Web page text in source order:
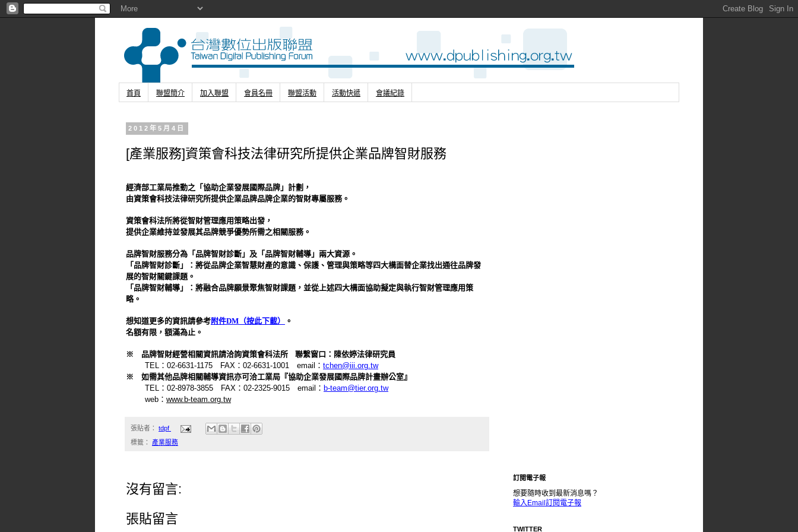
首頁 聯盟簡介 加入聯盟 會員名冊 聯盟活動 活動快遞 會議紀錄
2012年5月4日
[產業服務]資策會科技法律研究所提供企業品牌智財服務
經濟部工業局推動之「協助企業發展國際品牌」計劃，
由資策會科技法律研究所提供企業品牌品牌企業的智財專屬服務。
資策會科法所將從智財管理應用策略出發，
提供企業維持並發展其品牌競爭優勢所需之相關服務。
品牌智財服務分為「品牌智財診斷」及「品牌智財輔導」兩大資源。
「品牌智財診斷」：將從品牌企業智慧財產的意識、保護、管理與策略等四大構面替企業找出通往品牌發
展的智財關鍵課題。
「品牌智財輔導」：將融合品牌願景聚焦智財課題，並從上述四大構面協助擬定與執行智財管理應用策
略。
想知道更多的資訊請參考附件DM（按此下載）
。
名額有限，額滿為止。
※ 品牌智財經營相關資訊請洽詢資策會科法所
聯繫窗口：陳依婷法律研究員
TEL ： 02-6631-1175 FAX ： 02-6631-1001 email ： tchen@iii.org.tw
※ 如需其他品牌相關輔導資訊亦可洽工業局『協助企業發展國際品牌計畫辦公室』
TEL ： 02-8978-3855 FAX ： 02-2325-9015 email ： b-team@tier.org.tw
web ： www.b-team.org.tw
張貼者： tdpf
標籤： 產業服務
沒有留言:
張貼留言
訂閱電子報
想要隨時收到最新消息嗎？
輸入Email訂閱電子報
TWITTER